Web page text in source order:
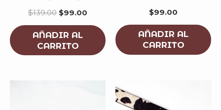
$139.00 $99.00
AÑADIR AL
CARRITO
$99.00
AÑADIR AL
CARRITO